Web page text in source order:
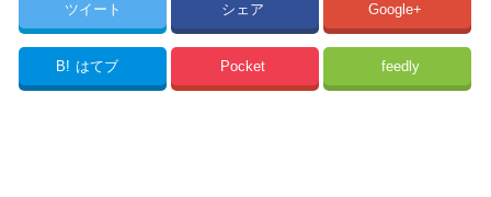
ツイート シェア Google+
B! はてブ Pocket feedly